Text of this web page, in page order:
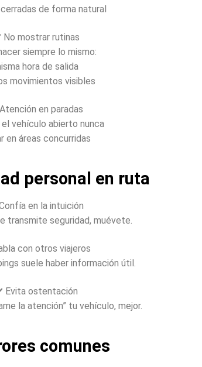
de forma natural
mostrar rutinas
siempre lo mismo:
hora de salida
movimientos visibles
en paradas
el vehículo abierto nunca
en áreas concurridas
personal en ruta
en la intuición
transmite seguridad, muévete.
con otros viajeros
suele haber información útil.
Evita ostentación
la atención” tu vehículo, mejor.
comunes